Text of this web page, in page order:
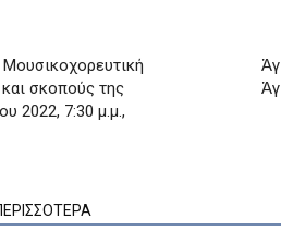
σκοπούς της
2022, 7:30 μ.μ.,